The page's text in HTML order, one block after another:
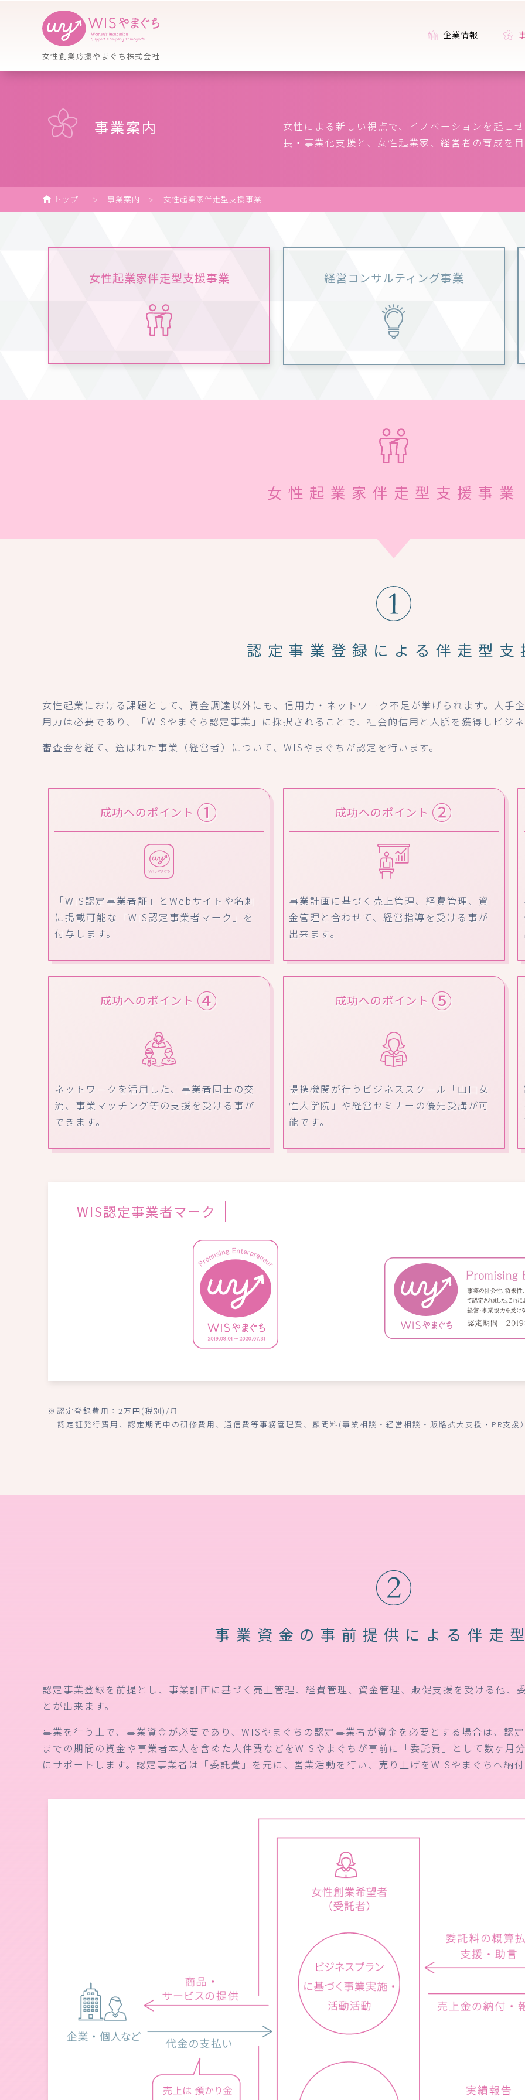
女性創業応援やまぐち株式会社
企業情報
事業案内
女性による新しい視点で、イノベーションを起こ
長・事業化支援と、女性起業家、経営者の育成を
トップ ＞ 事業案内 ＞ 女性起業家伴走型支援事業
女性起業家伴走型支援事業 経営コンサルティング事業
女性起業家伴走型支援事業
認定事業登録による 伴走型支
女性起業における課題として、資金調達以外にも、信用力・ネットワーク不足が挙げられます。大手
用力は必要であり、「WISやまぐち認定事業」に採択されることで、社会的信用と人脈を獲得しビジ
審査会を経て、選ばれた事業（経営者）について、WISやまぐちが認定を行います。
成功へのポイント ①
「WIS認定事業者証」とWebサイトや名刺
に掲載可能な「WIS認定事業者マーク」を
付与します。
成功へのポイント ②
事業計画に基づく売上管理、経費管理、資
金管理と合わせて、経営指導を受ける事が
出来ます。
成功へのポイント ④
ネットワークを活用した、事業者同士の交
流、事業マッチング等の支援を受ける事が
できます。
成功へのポイント ⑤
提携機関が行うビジネススクール「山口女
性大学院」や経営セミナーの優先受講が可
能です。
WIS認定事業者マーク
※認定登録費用：2万円(税別)/月
認定証発行費用、認定期間中の研修費用、通信費等事務管理費、顧問料(事業相談・経営相談・販路拡大支援・PR支援
事業資金の事前提供による 伴走
認定事業登録を前提とし、事業計画に基づく売上管理、経費管理、資金管理、販促支援を受ける他、
とが出来ます。
事業を行う上で、事業資金が必要であり、WISやまぐちの認定事業者が資金を必要とする場合は、認
までの期間の資金や事業者本人を含めた人件費などをWISやまぐちが事前に「委託費」として数ヶ月
にサポートします。認定事業者は「委託費」を元に、営業活動を行い、売り上げをWISやまぐちへ納